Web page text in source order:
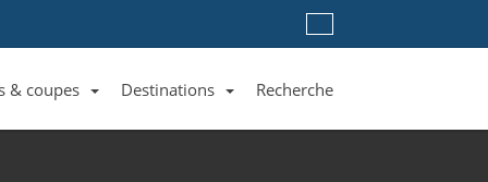
& coupes Destinations Recherche